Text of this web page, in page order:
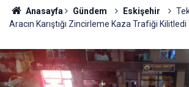
Anasayfa Gündem Eskişehir
Aracın Karıştığı Zincirleme Kaza Trafiği Kilitledi